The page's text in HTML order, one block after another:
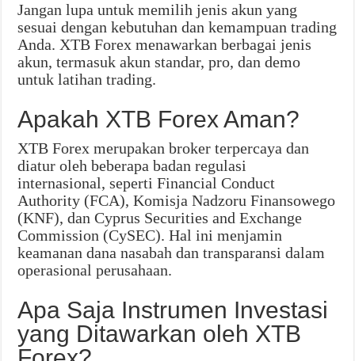
Jangan lupa untuk memilih jenis akun yang
sesuai dengan kebutuhan dan kemampuan trading
Anda. XTB Forex menawarkan berbagai jenis
akun, termasuk akun standar, pro, dan demo
untuk latihan trading.
Apakah XTB Forex Aman?
XTB Forex merupakan broker terpercaya dan
diatur oleh beberapa badan regulasi
internasional, seperti Financial Conduct
Authority (FCA), Komisja Nadzoru Finansowego
(KNF), dan Cyprus Securities and Exchange
Commission (CySEC). Hal ini menjamin
keamanan dana nasabah dan transparansi dalam
operasional perusahaan.
Apa Saja Instrumen Investasi
yang Ditawarkan oleh XTB